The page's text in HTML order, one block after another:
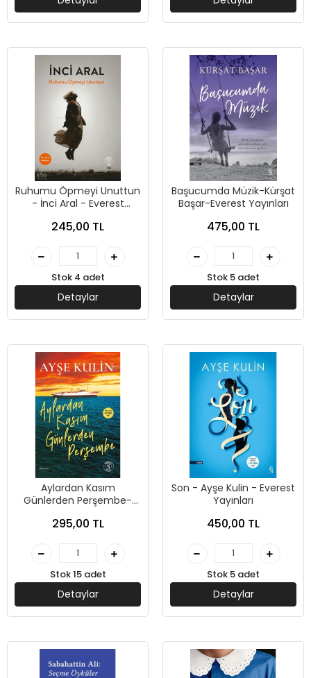
Ruhumu Öpmeyi Unuttun
- İnci Aral - Everest
245,00 TL
Stok 4 adet
Detaylar
Başucumda Müzik-Kürşat
Başar-Everest Yayınları
475,00 TL
Stok 5 adet
Detaylar
Aylardan Kasım
Günlerden Perşembe-
Yayınları
295,00 TL
Stok 15 adet
Detaylar
Son - Ayşe Kulin - Everest
Yayınları
450,00 TL
Stok 5 adet
Detaylar